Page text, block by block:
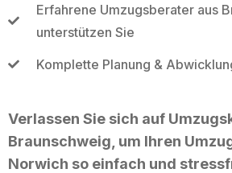
Erfahrene Umzugsberater aus
unterstützen Sie
Komplette Planung &
Verlassen Sie sich auf
Braunschweig, um Ihren
Norwich so einfach und